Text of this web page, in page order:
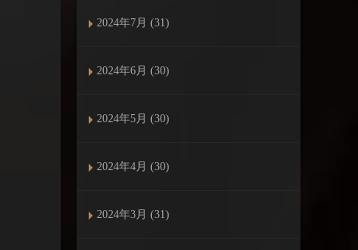
2024年7月 (31)
2024年6月 (30)
2024年5月 (30)
2024年4月 (30)
2024年3月 (31)